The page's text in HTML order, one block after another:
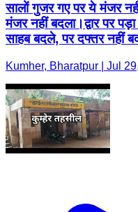
सालों गुजर गए पर ये मंजर
मंजर नहीं बदला।द्वार पर
साहब बदले, पर दफ्तर नहीं
Kumher, Bharatpur | Jul